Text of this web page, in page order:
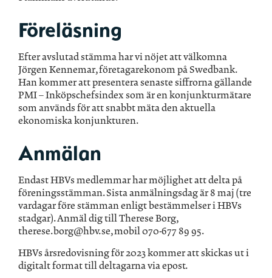
Föreläsning
Efter avslutad stämma har vi nöjet att välkomna
Jörgen Kennemar, företagarekonom på Swedbank.
Han kommer att presentera senaste siffrorna gällande
PMI – Inköpschefsindex som är en konjunkturmätare
som används för att snabbt mäta den aktuella
ekonomiska konjunkturen.
Anmälan
Endast HBVs medlemmar har möjlighet att delta på
föreningsstämman. Sista anmälningsdag är 8 maj (tre
vardagar före stämman enligt bestämmelser i HBVs
stadgar). Anmäl dig till Therese Borg,
therese.borg@hbv.se, mobil 070-677 89 95.
HBVs årsredovisning för 2023 kommer att skickas ut i
digitalt format till deltagarna via epost.